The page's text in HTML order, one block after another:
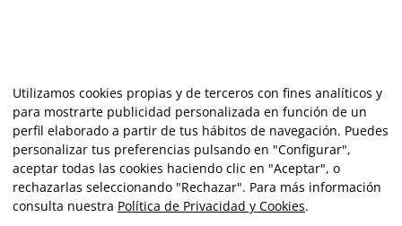
Utilizamos cookies propias y de terceros con fines analíticos y
para mostrarte publicidad personalizada en función de un
perfil elaborado a partir de tus hábitos de navegación. Puedes
personalizar tus preferencias pulsando en "Configurar",
aceptar todas las cookies haciendo clic en "Aceptar", o
rechazarlas seleccionando "Rechazar". Para más información
consulta nuestra Política de Privacidad y Cookies.